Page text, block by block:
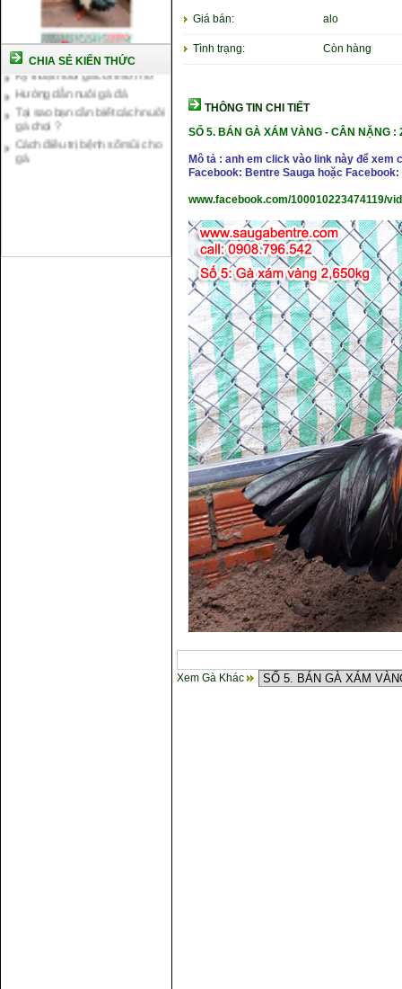
CHIA SẺ KIẾN THỨC
Cách nuôi gà chế độ đá c1
Cách nuôi gà đông tảo thuần
chủng
Kỹ thuật nuôi gà con mới nở
Hướng dẫn nuôi gà đá
Tại sao bạn cần biết cách nuôi
gà chọi ?
Cách điều trị bệnh sổ mũi cho
gà
Giá bán: alo
Tình trạng: Còn hàng
THÔNG TIN CHI TIẾT
SỐ 5.BÁN GÀ XÁM VÀNG -CÂN NẶNG :
Mô tả : anh em click vào link này để
Facebook: Bentre Sauga hoặc Facebook:
www.facebook.com/100010223474119/
Xem Gà Khác